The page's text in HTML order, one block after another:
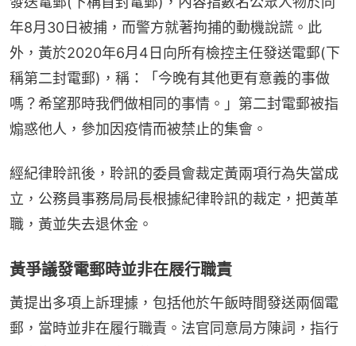
年8月30日被捕，而警方就著拘捕的動機說謊。此
外，黃於2020年6月4日向所有檢控主任發送電郵(下
稱第二封電郵)，稱：「今晚有其他更有意義的事做
嗎？希望那時我們做相同的事情。」第二封電郵被指
煽惑他人，參加因疫情而被禁止的集會。
經紀律聆訊後，聆訊的委員會裁定黃兩項行為失當成
立，公務員事務局局長根據紀律聆訊的裁定，把黃革
職，黃並失去退休金。
黃爭議發電郵時並非在屐行職責
黃提出多項上訴理據，包括他於午飯時間發送兩個電
郵，當時並非在履行職責。法官同意局方陳詞，指行